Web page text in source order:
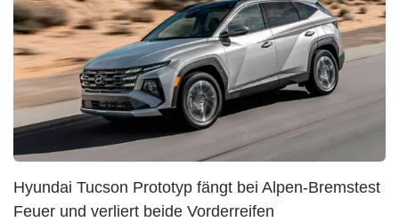
Hyundai Tucson Prototyp fängt bei Alpen-Bremstest
Feuer und verliert beide Vorderreifen